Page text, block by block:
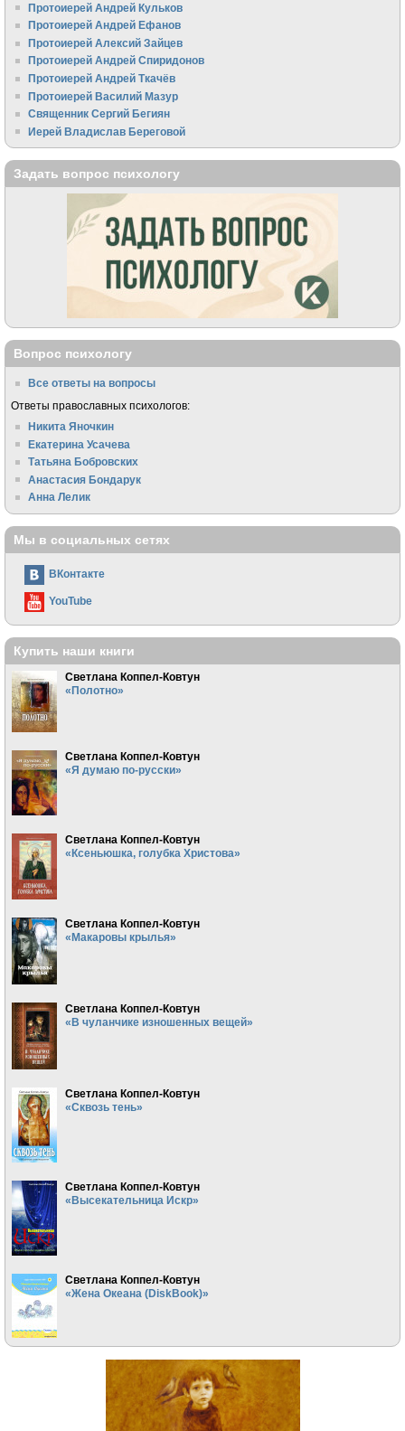
Протоиерей Андрей Кульков
Протоиерей Андрей Ефанов
Протоиерей Алексий Зайцев
Протоиерей Андрей Спиридонов
Протоиерей Андрей Ткачёв
Протоиерей Василий Мазур
Священник Сергий Бегиян
Иерей Владислав Береговой
Задать вопрос психологу
Вопрос психологу
Все ответы на вопросы
Ответы православных психологов:
Никита Яночкин
Екатерина Усачева
Татьяна Бобровских
Анастасия Бондарук
Анна Лелик
Мы в социальных сетях
ВКонтакте
YouTube
Купить наши книги
Светлана Коппел-Ковтун
«Полотно»
Светлана Коппел-Ковтун
«Я думаю по-русски»
Светлана Коппел-Ковтун
«Ксеньюшка, голубка Христова»
Светлана Коппел-Ковтун
«Макаровы крылья»
Светлана Коппел-Ковтун
«В чуланчике изношенных вещей»
Светлана Коппел-Ковтун
«Сквозь тень»
Светлана Коппел-Ковтун
«Высекательница Искр»
Светлана Коппел-Ковтун
«Жена Океана (DiskBook)»